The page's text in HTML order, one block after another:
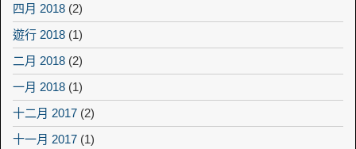
四月 2018 (2)
遊行 2018 (1)
二月 2018 (2)
一月 2018 (1)
十二月 2017 (2)
十一月 2017 (1)